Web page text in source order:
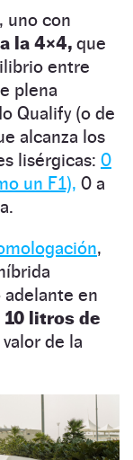
uno con
la 4×4, que
entre
plena
Qualify (o de
alcanza los
lisérgicas: 0
un F1), 0 a
,
en
10 litros de
de la